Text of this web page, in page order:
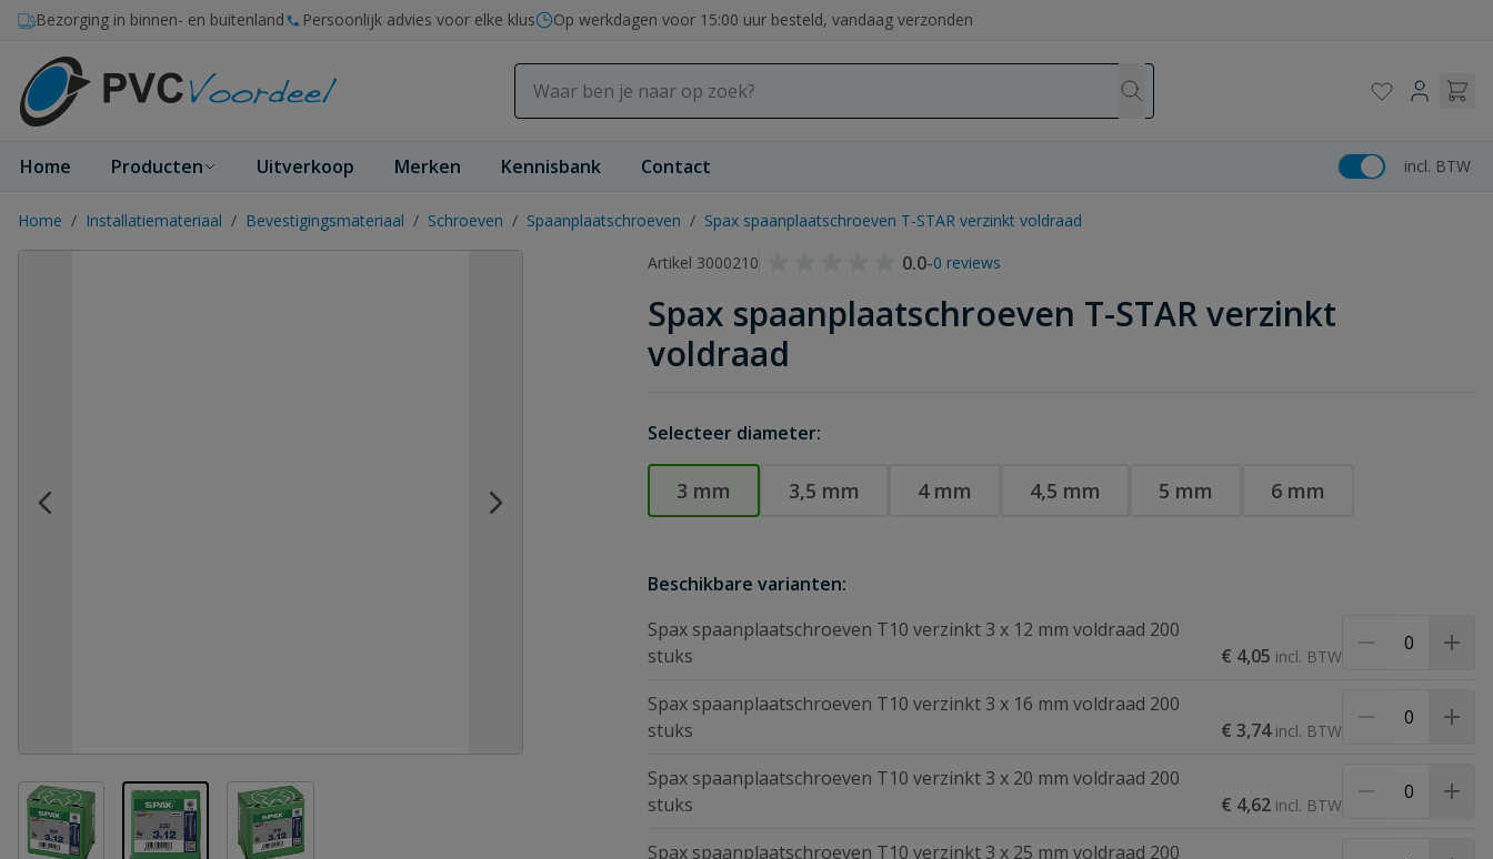
Ga naar de inhoud
Bezorging in binnen- en buitenland Persoonlijk advies voor elke klus Op werkdagen voor 15:00 uur besteld, vandaag verzonden
Home Producten Uitverkoop Merken Kennisbank Contact incl. BTW
Home / Installatiemateriaal / Bevestigingsmateriaal / Schroeven / Spaanplaatschroeven / Spax spaanplaatschroeven T-STAR verzinkt voldraad
Artikel 3000210
0.0-0 reviews
Spax spaanplaatschroeven T-STAR verzinkt
voldraad
View larger imageView larger imageView larger image
Selecteer diameter:
3 mm 3,5 mm 4 mm 4,5 mm 5 mm 6 mm
Beschikbare varianten:
Spax spaanplaatschroeven T10 verzinkt 3 x 12 mm voldraad 200
stuks
€ 4,05
Spax spaanplaatschroeven T10 verzinkt 3 x 16 mm voldraad 200
stuks
€ 3,74
Spax spaanplaatschroeven T10 verzinkt 3 x 20 mm voldraad 200
stuks
€ 4,62
Spax spaanplaatschroeven T10 verzinkt 3 x 25 mm voldraad 200